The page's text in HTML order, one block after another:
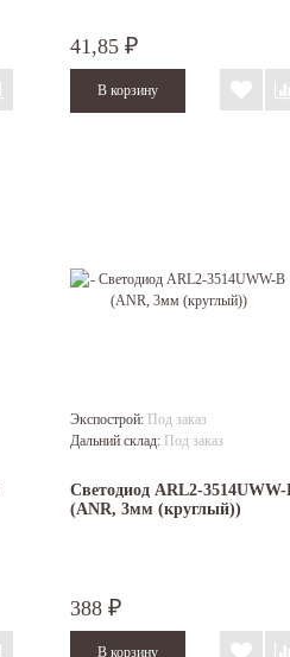
41,85 ₽
Экспострой: Под заказ
Дальний склад: Под заказ
Светодиод ARL2-3514UWW-
(ANR, 3мм (круглый))
388 ₽